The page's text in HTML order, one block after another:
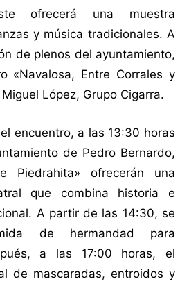
ofrecerá una muestra
y música tradicionales. A
de plenos del ayuntamiento,
«Navalosa, Entre Corrales y
López, Grupo Cigarra.
encuentro, a las 13:30 horas
de Pedro Bernardo,
Piedrahita» ofrecerán una
que combina historia e
A partir de las 14:30, se
de hermandad para
a las 17:00 horas, el
de mascaradas, entroidos y